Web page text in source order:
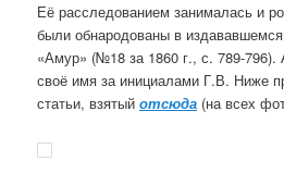
Её расследованием занималась и
были обнародованы в
«Амур» (№18 за 1860 г., с. 789-796).
своё имя за инициалами Г.В. Ниже
статьи, взятыйотсюда (на всех